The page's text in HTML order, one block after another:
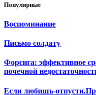
Популярные
Воспоминание
Письмо солдату
Форсига: эффективное
почечной
Если любишь-